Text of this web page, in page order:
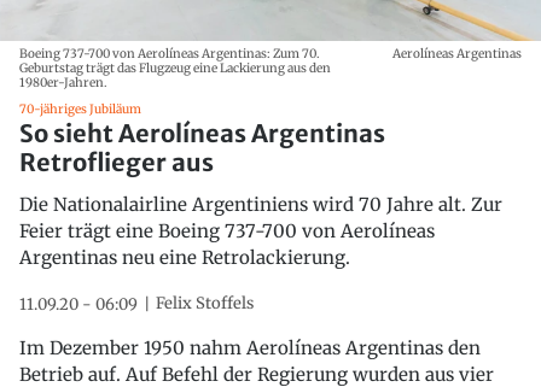
Boeing 737-700 von Aerolíneas Argentinas: Zum 70.
Geburtstag trägt das Flugzeug eine Lackierung aus den
1980er-Jahren.
Aerolíneas Argentinas
70-jähriges Jubiläum
So sieht Aerolíneas Argentinas
Retroflieger aus
Die Nationalairline Argentiniens wird 70 Jahre alt. Zur
Feier trägt eine Boeing 737-700 von Aerolíneas
Argentinas neu eine Retrolackierung.
11.09.20 - 06:09 Felix Stoffels
Im Dezember 1950 nahm Aerolíneas Argentinas den
Betrieb auf. Auf Befehl der Regierung wurden aus vier